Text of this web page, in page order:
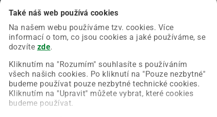
Také náš web používá cookies
Na našem webu používáme tzv. cookies. Více
informací o tom, co jsou cookies a jaké používáme, se
dozvíte zde.
Kliknutím na "Rozumím" souhlasíte s používáním
všech našich cookies. Po kliknutí na "Pouze nezbytné"
budeme používat pouze nezbytné technické cookies.
Kliknutím na "Upravit" můžete vybrat, které cookies
budeme používat.
Chyba nastala na naší straně a už ji opravujeme.
Zkuste prosím znovu načíst požadovanou stránku.
Obnovit stránku Úvodní strana